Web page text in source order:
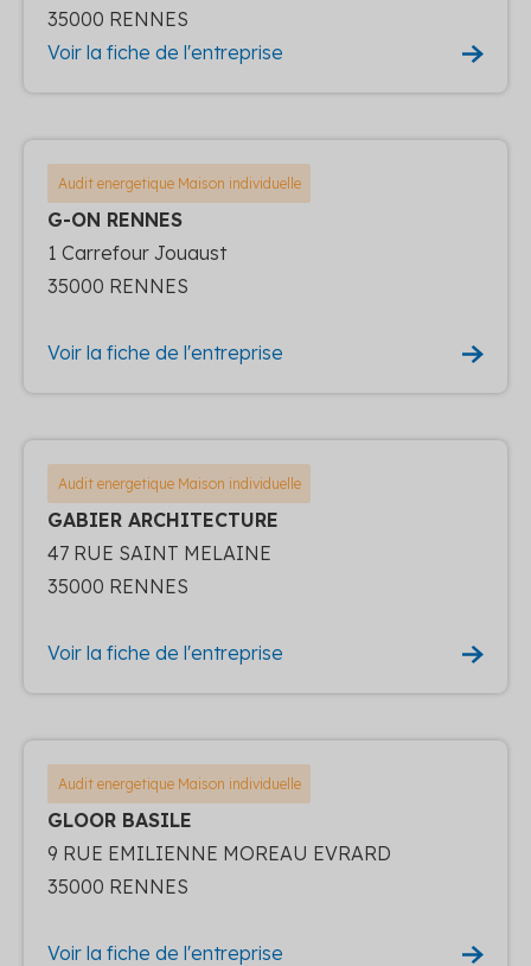
35000 RENNES
Voir la fiche de l'entreprise
Audit energetique Maison individuelle
G-ON RENNES
1 Carrefour Jouaust
35000 RENNES
Voir la fiche de l'entreprise
Audit energetique Maison individuelle
GABIER ARCHITECTURE
47 RUE SAINT MELAINE
35000 RENNES
Voir la fiche de l'entreprise
Audit energetique Maison individuelle
GLOOR BASILE
9 RUE EMILIENNE MOREAU EVRARD
35000 RENNES
Voir la fiche de l'entreprise